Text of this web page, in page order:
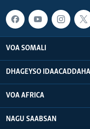
VOA SOMALI
DHAGEYSO IDAACADDAHA
VOA AFRICA
NAGU SAABSAN